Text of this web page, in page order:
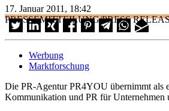
17. Januar 2011, 18:42
PRESSEMITTEILUNG/PRESS
Werbung
Marktforschung
Die PR-Agentur PR4YOU übernimmt als
Kommunikation und PR für Unternehmen